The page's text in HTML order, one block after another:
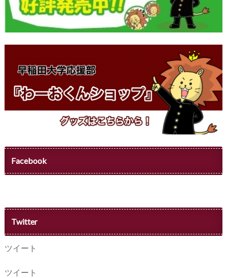
Facebook
Twitter
ツイート
ツイート